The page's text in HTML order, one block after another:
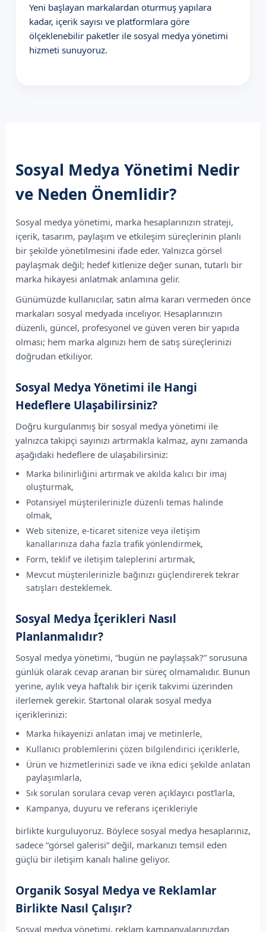
Yeni başlayan markalardan oturmuş yapılara
kadar, içerik sayısı ve platformlara göre
ölçeklenebilir paketler ile sosyal medya yönetimi
hizmeti sunuyoruz.
Sosyal Medya Yönetimi Nedir
ve Neden Önemlidir?
Sosyal medya yönetimi, marka hesaplarınızın strateji,
içerik, tasarım, paylaşım ve etkileşim süreçlerinin planlı
bir şekilde yönetilmesini ifade eder. Yalnızca görsel
paylaşmak değil; hedef kitlenize değer sunan, tutarlı bir
marka hikayesi anlatmak anlamına gelir.
Günümüzde kullanıcılar, satın alma kararı vermeden önce
markaları sosyal medyada inceliyor. Hesaplarınızın
düzenli, güncel, profesyonel ve güven veren bir yapıda
olması; hem marka algınızı hem de satış süreçlerinizi
doğrudan etkiliyor.
Sosyal Medya Yönetimi ile Hangi
Hedeflere Ulaşabilirsiniz?
Doğru kurgulanmış bir sosyal medya yönetimi ile
yalnızca takipçi sayınızı artırmakla kalmaz, aynı zamanda
aşağıdaki hedeflere de ulaşabilirsiniz:
Marka bilinirliğini artırmak ve akılda kalıcı bir imaj
oluşturmak,
Potansiyel müşterilerinizle düzenli temas halinde
olmak,
Web sitenize, e-ticaret sitenize veya iletişim
kanallarınıza daha fazla trafik yönlendirmek,
Form, teklif ve iletişim taleplerini artırmak,
Mevcut müşterilerinizle bağınızı güçlendirerek tekrar
satışları desteklemek.
Sosyal Medya İçerikleri Nasıl
Planlanmalıdır?
Sosyal medya yönetimi, “bugün ne paylaşsak?” sorusuna
günlük olarak cevap aranan bir süreç olmamalıdır. Bunun
yerine, aylık veya haftalık bir içerik takvimi üzerinden
ilerlemek gerekir. Startonal olarak sosyal medya
içeriklerinizi:
Marka hikayenizi anlatan imaj ve metinlerle,
Kullanıcı problemlerini çözen bilgilendirici içeriklerle,
Ürün ve hizmetlerinizi sade ve ikna edici şekilde anlatan
paylaşımlarla,
Sık sorulan sorulara cevap veren açıklayıcı post’larla,
Kampanya, duyuru ve referans içerikleriyle
birlikte kurguluyoruz. Böylece sosyal medya hesaplarınız,
sadece “görsel galerisi” değil, markanızı temsil eden
güçlü bir iletişim kanalı haline geliyor.
Organik Sosyal Medya ve Reklamlar
Birlikte Nasıl Çalışır?
Sosyal medya yönetimi, reklam kampanyalarınızdan